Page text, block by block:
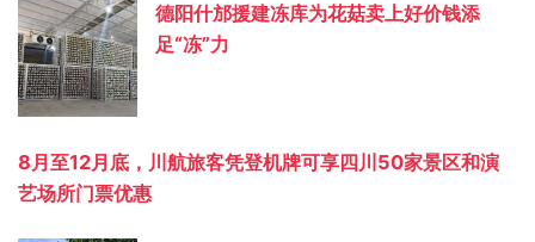
德阳什邡援建冻库为花菇卖上好价钱添
足“冻”力
8月至12月底，川航旅客凭登机牌可享四川50家景区和演
艺场所门票优惠